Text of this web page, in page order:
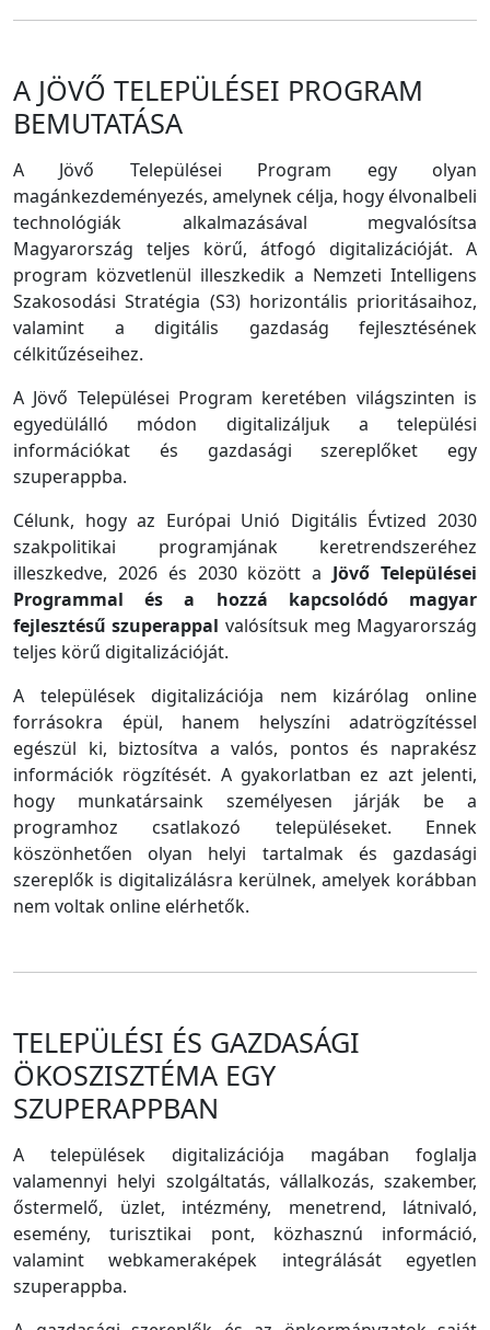
A JÖVŐ TELEPÜLÉSEI PROGRAM
BEMUTATÁSA
A Jövő Települései Program egy olyan
magánkezdeményezés, amelynek célja, hogy élvonalbeli
technológiák alkalmazásával megvalósítsa
Magyarország teljes körű, átfogó digitalizációját. A
program közvetlenül illeszkedik a Nemzeti Intelligens
Szakosodási Stratégia (S3) horizontális prioritásaihoz,
valamint a digitális gazdaság fejlesztésének
célkitűzéseihez.
A Jövő Települései Program keretében világszinten is
egyedülálló módon digitalizáljuk a települési
információkat és gazdasági szereplőket egy
szuperappba.
Célunk, hogy az Európai Unió Digitális Évtized 2030
szakpolitikai programjának keretrendszeréhez
illeszkedve, 2026 és 2030 között a Jövő Települései
Programmal és a hozzá kapcsolódó magyar
fejlesztésű szuperappal valósítsuk meg Magyarország
teljes körű digitalizációját.
A települések digitalizációja nem kizárólag online
forrásokra épül, hanem helyszíni adatrögzítéssel
egészül ki, biztosítva a valós, pontos és naprakész
információk rögzítését. A gyakorlatban ez azt jelenti,
hogy munkatársaink személyesen járják be a
programhoz csatlakozó településeket. Ennek
köszönhetően olyan helyi tartalmak és gazdasági
szereplők is digitalizálásra kerülnek, amelyek korábban
nem voltak online elérhetők.
TELEPÜLÉSI ÉS GAZDASÁGI
ÖKOSZISZTÉMA EGY
SZUPERAPPBAN
A települések digitalizációja magában foglalja
valamennyi helyi szolgáltatás, vállalkozás, szakember,
őstermelő, üzlet, intézmény, menetrend, látnivaló,
esemény, turisztikai pont, közhasznú információ,
valamint webkameraképek integrálását egyetlen
szuperappba.